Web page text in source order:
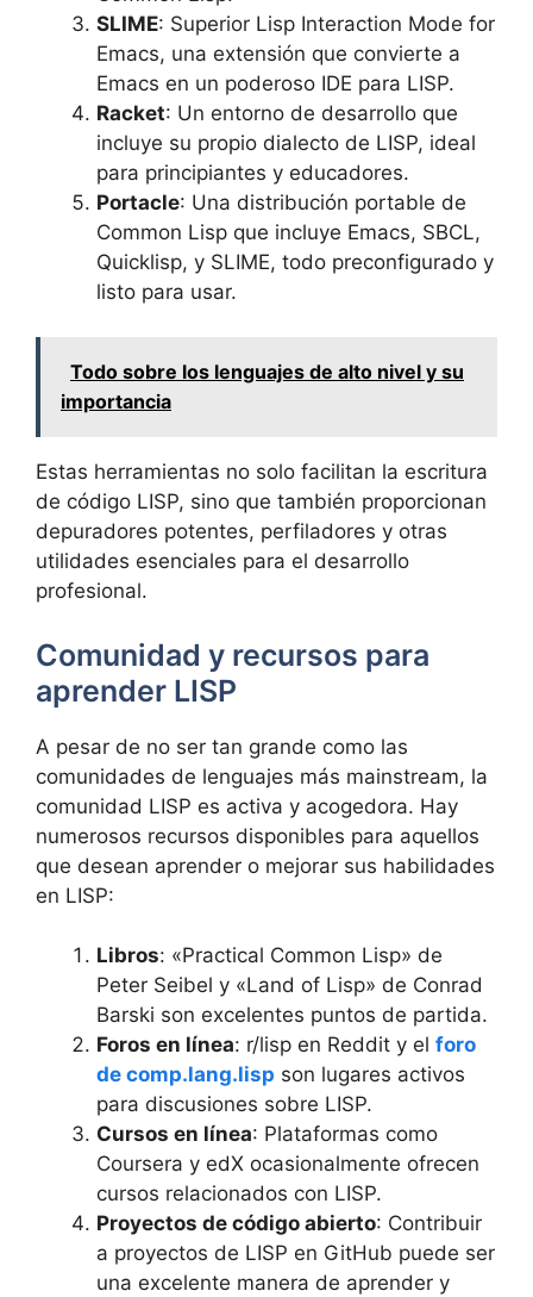
SLIME: Superior Lisp Interaction Mode for
Emacs, una extensión que convierte a
Emacs en un poderoso IDE para LISP.
Racket: Un entorno de desarrollo que
incluye su propio dialecto de LISP, ideal
para principiantes y educadores.
Portacle: Una distribución portable de
Common Lisp que incluye Emacs, SBCL,
Quicklisp, y SLIME, todo preconfigurado y
listo para usar.
Todo sobre los lenguajes de alto nivel y su
importancia
Estas herramientas no solo facilitan la escritura
de código LISP, sino que también proporcionan
depuradores potentes, perfiladores y otras
utilidades esenciales para el desarrollo
profesional.
Comunidad y recursos para
aprender LISP
A pesar de no ser tan grande como las
comunidades de lenguajes más mainstream, la
comunidad LISP es activa y acogedora. Hay
numerosos recursos disponibles para aquellos
que desean aprender o mejorar sus habilidades
en LISP:
Libros: «Practical Common Lisp» de
Peter Seibel y «Land of Lisp» de Conrad
Barski son excelentes puntos de partida.
Foros en línea: r/lisp en Reddit y el foro
de comp.lang.lisp son lugares activos
para discusiones sobre LISP.
Cursos en línea: Plataformas como
Coursera y edX ocasionalmente ofrecen
cursos relacionados con LISP.
Proyectos de código abierto: Contribuir
a proyectos de LISP en GitHub puede ser
una excelente manera de aprender y